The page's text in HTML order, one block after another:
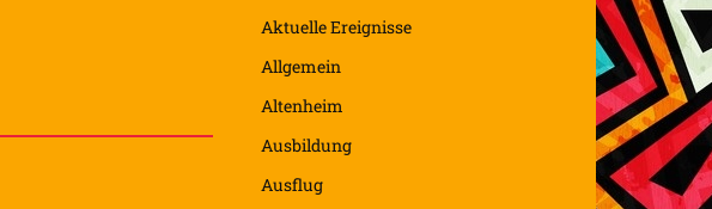
Aktuelle Ereignisse
Allgemein
Altenheim
Ausbildung
Ausflug